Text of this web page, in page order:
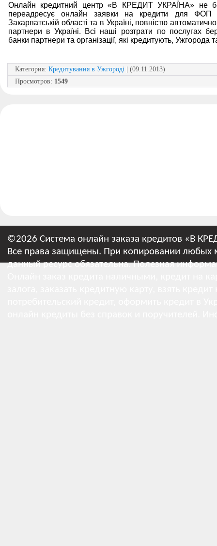
Онлайн кредитний центр «В КРЕДИТ УКРАЇНА» не
переадресує онлайн заявки на кредити для ФОП
Закарпатській області та в Україні, повністю
партнери в Україні. Всі наші розтрати по послугах
банки партнери та організації, які кредитують, Ужгорода
Категория: Кредитування в Ужгороді | (09.11.2013)
Просмотров: 1549
©2026 Система онлайн заказа кредитов «В
Все права защищены. При копировании любых
данный ресурс обязательна.Полезная